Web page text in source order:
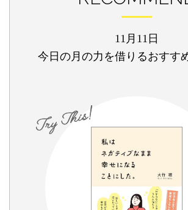
11月11日
今日の月の力を借りるおすす